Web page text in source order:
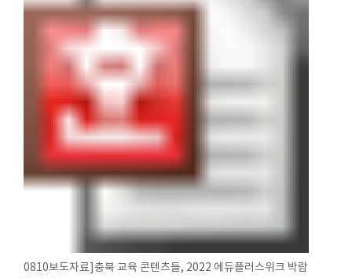
0810보도자료]충북 교육 콘텐츠들, 2022 에듀플러스위크 박람